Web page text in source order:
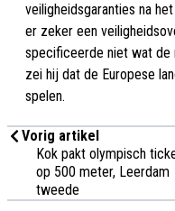
veiligheidsgaranties na
er zeker een
specificeerde niet wat de
zei hij dat de Europese
spelen.
Vorig artikel
Kok pakt olympisch
op 500 meter, Leerdam
tweede